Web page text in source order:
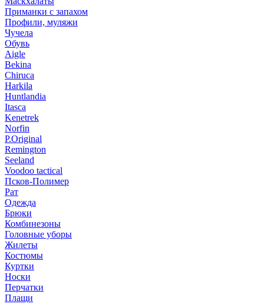
Приманки с запахом
Профили, муляжи
Чучела
Обувь
Aigle
Bekina
Chiruсa
Harkila
Huntlandia
Itasca
Kenetrek
Norfin
P.Original
Remington
Seeland
Voodoo tactical
Псков-Полимер
Рат
Одежда
Брюки
Комбинезоны
Головные уборы
Жилеты
Костюмы
Куртки
Носки
Перчатки
Плащи